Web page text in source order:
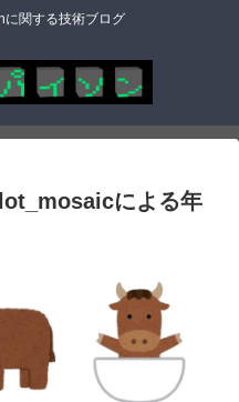
関する技術ブログ
による年